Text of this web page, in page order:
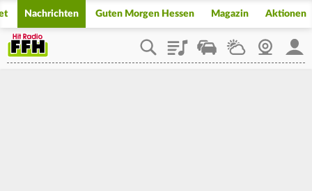
Nachrichten Guten Morgen Hessen Magazin Aktionen
PlaylistStaupilotWetterWebcam